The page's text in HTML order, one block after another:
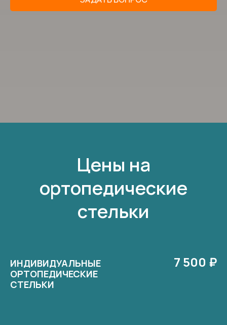
Цены на
ортопедические
стельки
ИНДИВИДУАЛЬНЫЕ
ОРТОПЕДИЧЕСКИЕ
СТЕЛЬКИ
7 500 ₽